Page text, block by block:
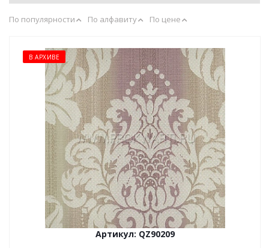
По популярности По алфавиту По цене
В АРХИВЕ
Артикул: QZ90209